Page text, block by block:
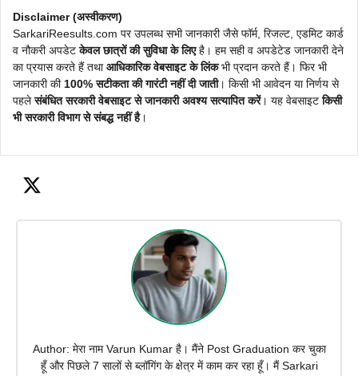
Disclaimer (अस्वीकरण)
SarkariReesults.com पर उपलब्ध सभी जानकारी जैसे फॉर्म, रिजल्ट, एडमिट कार्ड
व नौकरी अपडेटकेवल छात्रों की सुविधा के लिएहै। हम सही व अपडेटेड जानकारी देने
का प्रयास करते हैं तथाआधिकारिक वेबसाइट के लिंकभी प्रदान करते हैं। फिर भी
जानकारी की100% सटीकता की गारंटी नहीं दी जाती। किसी भी आवेदन या निर्णय से
पहलेसंबंधित सरकारी वेबसाइट से जानकारी अवश्य सत्यापित करें। यह वेबसाइटकिसी
भी सरकारी विभाग से संबद्ध नहीं है।
Author: मेरा नाम Varun Kumar है। मैंने Post Graduation कर चुका
हूँ और पिछले 7 सालों से ब्लॉगिंग के क्षेत्र में काम कर रहा हूँ। मैं Sarkari